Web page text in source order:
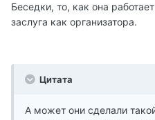
Беседки, то, как она
заслуга как организатора.
Цитата
А может они сделали